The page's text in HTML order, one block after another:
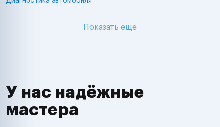
Показать еще
У нас надёжные
мастера